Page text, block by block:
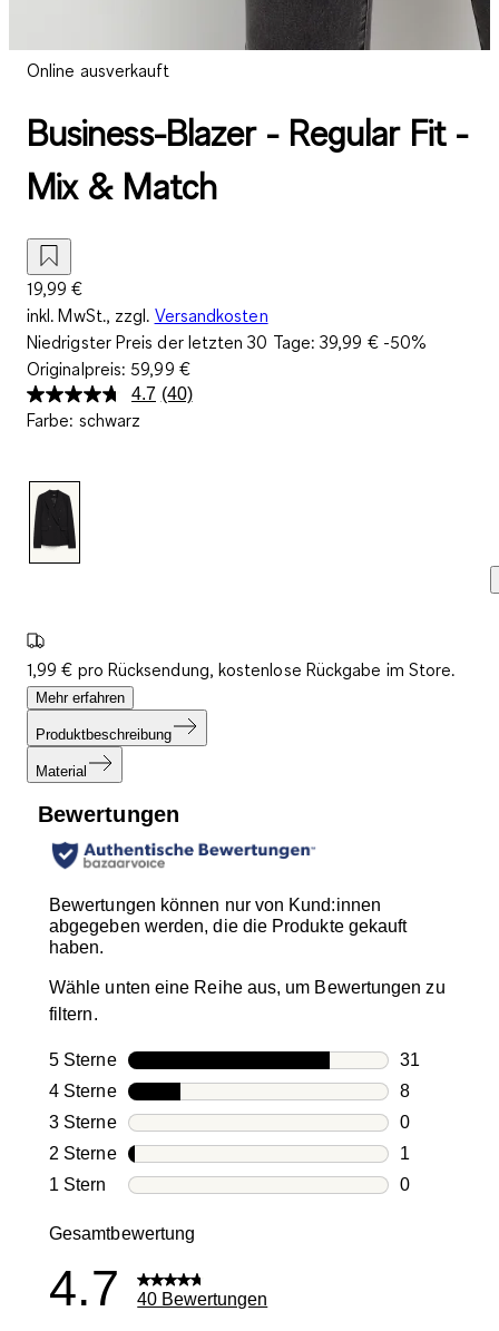
Online ausverkauft
Business-Blazer - Regular Fit -
Mix & Match
19,99 €
inkl. MwSt., zzgl. Versandkosten
Niedrigster Preis der letzten 30 Tage:39,99 €-50%
Originalpreis: 59,99 €
4.7 40
(40)
Farbe: schwarz
1,99 € pro Rücksendung, kostenlose Rückgabe im Store.
Mehr erfahren
Produktbeschreibung
Material
Bewertungen
Bewertungen können nur von Kund:innen
abgegeben werden, die die Produkte gekauft
haben.
Wähle unten eine Reihe aus, um Bewertungen zu
filtern.
5 SterneSterne
31
31
4 SterneSterne
8
8
3 SterneSterne
0
0
2 SterneSterne
1
1
1 Stern Sterne
0
Gesamtbewertung
4.7 40 Bewertungen